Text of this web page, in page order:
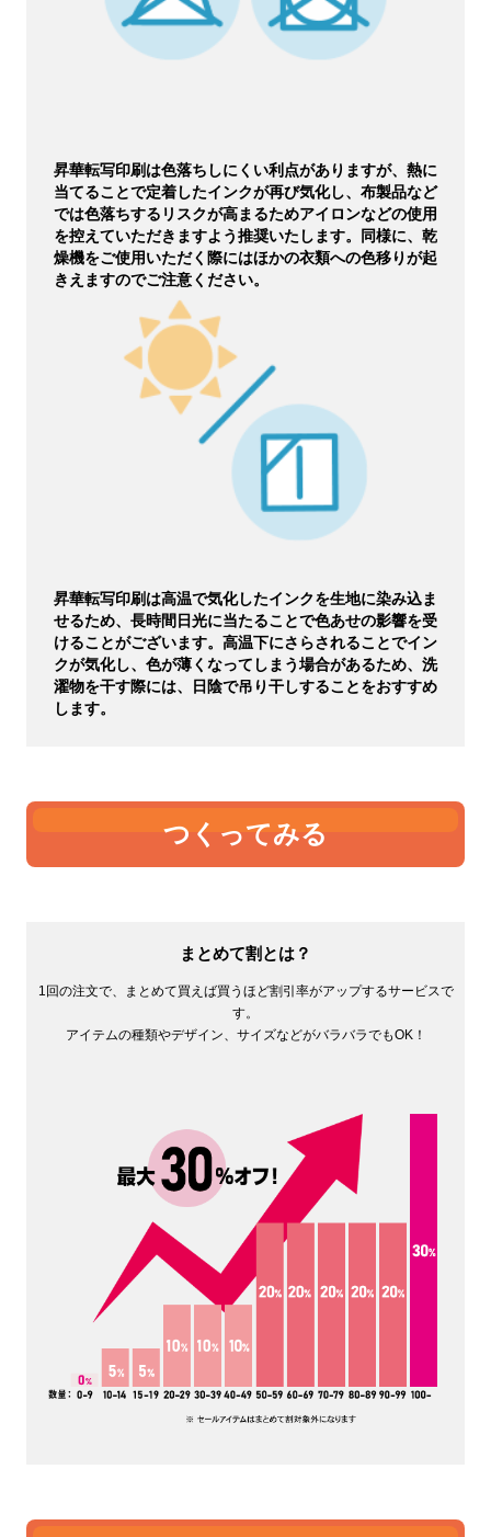
昇華転写印刷は色落ちしにくい利点がありますが、熱に
当てることで定着したインクが再び気化し、布製品など
では色落ちするリスクが高まるためアイロンなどの使用
を控えていただきますよう推奨いたします。同様に、乾
燥機をご使用いただく際にはほかの衣類への色移りが起
きえますのでご注意ください。
昇華転写印刷は高温で気化したインクを生地に染み込ま
せるため、長時間日光に当たることで色あせの影響を受
けることがございます。高温下にさらされることでイン
クが気化し、色が薄くなってしまう場合があるため、洗
濯物を干す際には、日陰で吊り干しすることをおすすめ
します。
つくってみる
まとめて割とは？
1回の注文で、まとめて買えば買うほど割引率がアップするサービスで
す。
アイテムの種類やデザイン、サイズなどがバラバラでもOK！